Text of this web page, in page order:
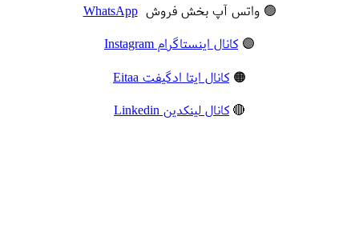
🟢 واتس آپ بخش فروشWhatsApp
🟣 کانال اینستاگرام Instagram
🟠 کانال ایتا ادگیفت Eitaa
🔴 کانال لینکدین Linkedin